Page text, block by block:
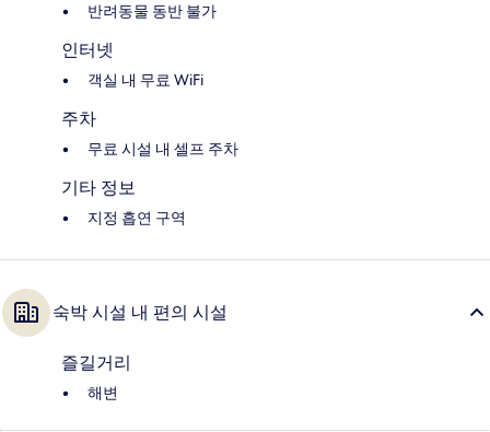
반려동물 동반 불가
인터넷
객실 내 무료 WiFi
주차
무료 시설 내 셀프 주차
기타 정보
지정 흡연 구역
숙박 시설 내 편의 시설
즐길거리
해변